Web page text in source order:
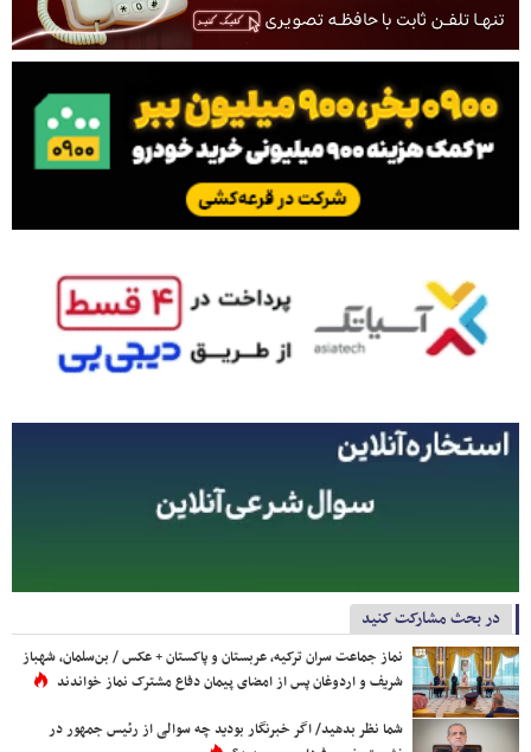
در بحث مشارکت کنید
نماز جماعت سران ترکیه، عربستان و پاکستان + عکس / بن‌سلمان، شهباز
شریف و اردوغان پس از امضای پیمان دفاع مشترک نماز خواندند
شما نظر بدهید/ اگر خبرنگار بودید چه سوالی از رئیس جمهور در